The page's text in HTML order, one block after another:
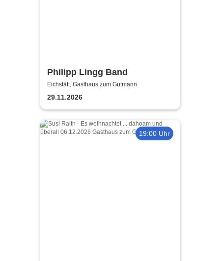
Philipp Lingg Band
Eichstätt, Gasthaus zum Gutmann
29.11.2026
19:00 Uhr